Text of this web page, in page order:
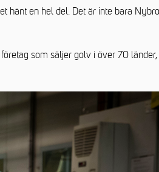
hänt en hel del. Det är inte bara Nybro
som säljer golv i över 70 länder,